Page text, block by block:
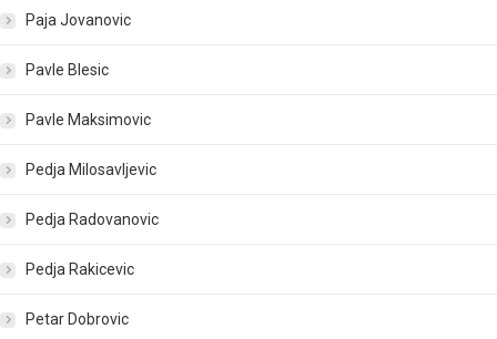
Paja Jovanovic
Pavle Blesic
Pavle Maksimovic
Pedja Milosavljevic
Pedja Radovanovic
Pedja Rakicevic
Petar Dobrovic